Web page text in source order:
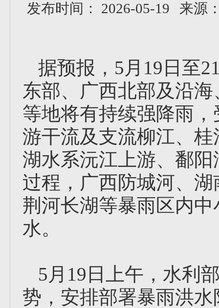
发布时间： 2026-05-19 来源
据预报，5月19日至
东部、广西北部及沿
等地将有持续强降雨
游干流及支流柳江、
湖水系沅江上游、鄱
过程，广西防城河、
荆河长湖等暴雨区内
水。
5月19日上午，水利
势，安排部署暴雨洪